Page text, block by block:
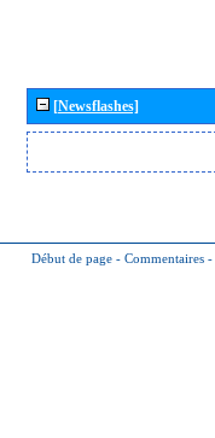
[Newsflashes]
Début de page - Commentaires -